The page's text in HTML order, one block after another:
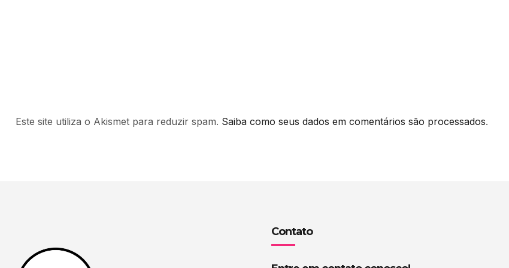
Este site utiliza o Akismet para reduzir spam. Saiba como seus dados em comentários são processados.
Contato